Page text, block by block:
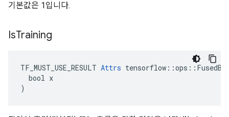
기본값은 1입니다.
IsTraining
TF_MUST_USE_RESULT Attrs
  bool x
)